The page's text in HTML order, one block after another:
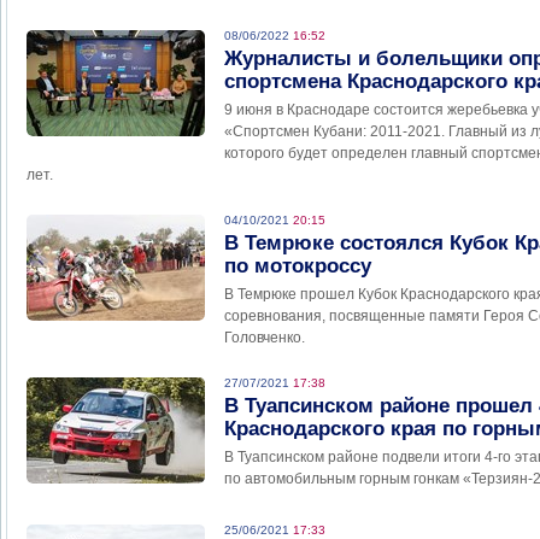
08/06/2022 16:52
Журналисты и болельщики
спортсмена Краснодарского
9 июня в Краснодаре состоится жеребьевка
«Спортсмен Кубани: 2011-2021. Главный из
которого будет определен главный
лет.
04/10/2021 20:15
В Темрюке состоялся Кубок
по мотокроссу
В Темрюке прошел Кубок Краснодарского
соревнования, посвященные памяти Героя
Головченко.
27/07/2021 17:38
В Туапсинском районе прошел
Краснодарского края по
В Туапсинском районе подвели итоги 4-го
по автомобильным горным гонкам «Терзиян-
25/06/2021 17:33